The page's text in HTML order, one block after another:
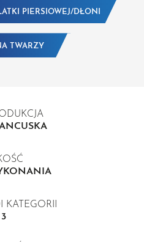
PIERSIOWEJ/DŁONI
TWARZY
KATEGORII